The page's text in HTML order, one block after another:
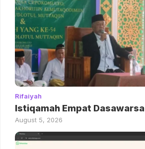
Rifaiyah
Istiqamah Empat Dasawarsa
August 5, 2026